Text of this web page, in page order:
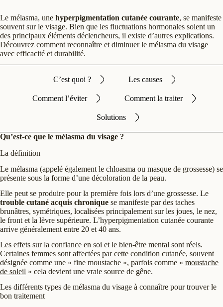
Le mélasma, une hyperpigmentation cutanée courante, se manifeste
souvent sur le visage. Bien que les fluctuations hormonales soient un
des principaux éléments déclencheurs, il existe d’autres explications.
Découvrez comment reconnaître et diminuer le mélasma du visage
avec efficacité et durabilité.
C’est quoi ? Les causes
Comment l’éviter Comment la traiter
Solutions
Qu’est-ce que le mélasma du visage ?
La définition
Le mélasma (appelé également le chloasma ou masque de grossesse) se
présente sous la forme d’une décoloration de la peau.
Elle peut se produire pour la première fois lors d’une grossesse. Le
trouble cutané acquis chronique se manifeste par des taches
brunâtres, symétriques, localisées principalement sur les joues, le nez,
le front et la lèvre supérieure. L’hyperpigmentation cutanée courante
arrive généralement entre 20 et 40 ans.
Les effets sur la confiance en soi et le bien-être mental sont réels.
Certaines femmes sont affectées par cette condition cutanée, souvent
désignée comme une « fine moustache », parfois comme « moustache
de soleil » cela devient une vraie source de gêne.
Les différents types de mélasma du visage à connaître pour trouver le
bon traitement